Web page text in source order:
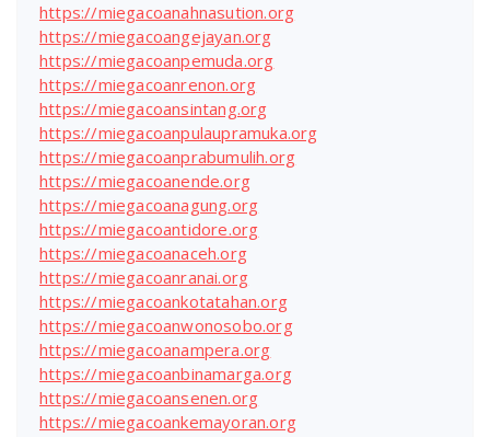
https://miegacoanahnasution.org
https://miegacoangejayan.org
https://miegacoanpemuda.org
https://miegacoanrenon.org
https://miegacoansintang.org
https://miegacoanpulaupramuka.org
https://miegacoanprabumulih.org
https://miegacoanende.org
https://miegacoanagung.org
https://miegacoantidore.org
https://miegacoanaceh.org
https://miegacoanranai.org
https://miegacoankotatahan.org
https://miegacoanwonosobo.org
https://miegacoanampera.org
https://miegacoanbinamarga.org
https://miegacoansenen.org
https://miegacoankemayoran.org